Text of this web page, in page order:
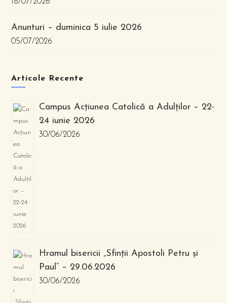
Anunturi – duminica 5 iulie 2026
05/07/2026
Articole Recente
Campus Acțiunea Catolică a Adulților – 22-
24 iunie 2026
30/06/2026
Hramul bisericii „Sfinții Apostoli Petru și
Paul” – 29.06.2026
30/06/2026